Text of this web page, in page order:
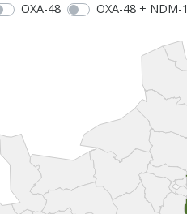
OXA-48 OXA-48 + NDM-1